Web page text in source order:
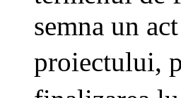
semna un
proiectului,